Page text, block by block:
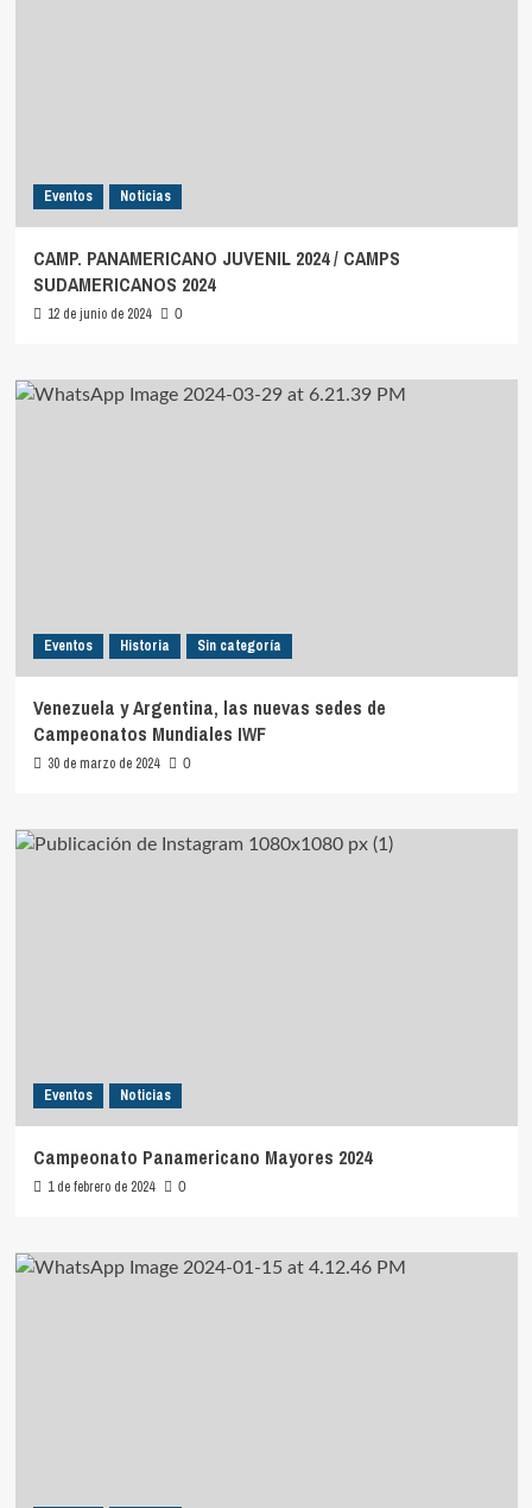
Eventos Noticias
CAMP. PANAMERICANO JUVENIL 2024 / CAMPS
SUDAMERICANOS 2024
12 de junio de 2024 0
Eventos Historia Sin categoría
Venezuela y Argentina, las nuevas sedes de
Campeonatos Mundiales IWF
30 de marzo de 2024 0
Eventos Noticias
Campeonato Panamericano Mayores 2024
1 de febrero de 2024 0